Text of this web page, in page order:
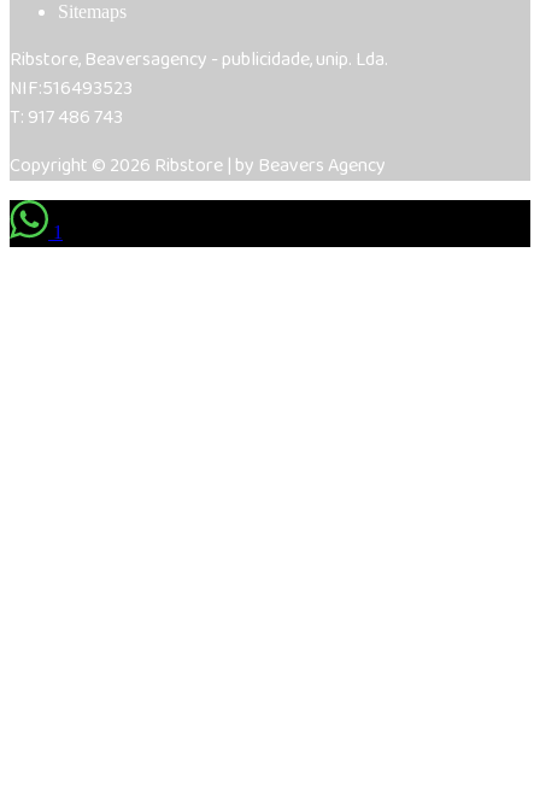
Sitemaps
Ribstore, Beaversagency - publicidade, unip. Lda.
NIF:516493523
T: 917 486 743
Copyright © 2026 Ribstore | by Beavers Agency
1